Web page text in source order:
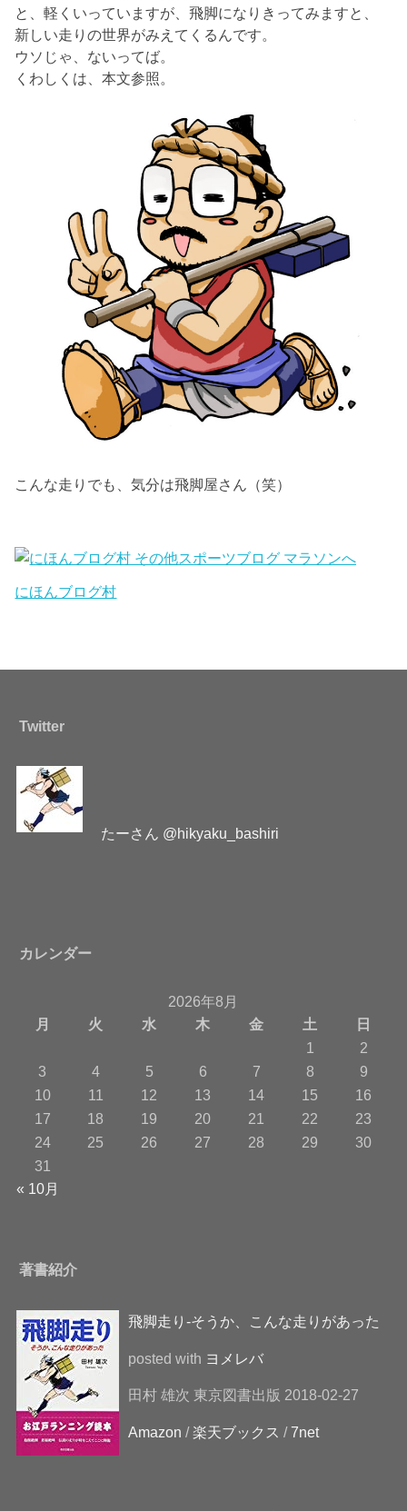
と、軽くいっていますが、飛脚になりきってみますと、
新しい走りの世界がみえてくるんです。
ウソじゃ、ないってば。
くわしくは、本文参照。
こんな走りでも、気分は飛脚屋さん（笑）
にほんブログ村
Twitter
たーさん @hikyaku_bashiri
カレンダー
2026年8月
月
火 水 木 金 土
日
1
2
3
4 5 6 7 8
9
10
11 12 13 14 15
16
17
18 19 20 21 22
23
24
25 26 27 28 29
30
31
« 10月
著書紹介
飛脚走り-そうか、こんな走りがあった
posted with ヨメレバ
田村 雄次 東京図書出版 2018-02-27
Amazon /楽天ブックス /7net